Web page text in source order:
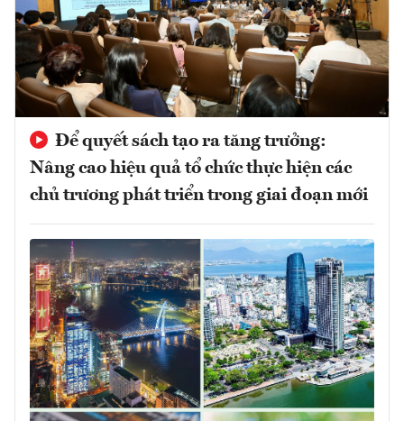
Để quyết sách tạo ra tăng trưởng:
Nâng cao hiệu quả tổ chức thực hiện các
chủ trương phát triển trong giai đoạn mới